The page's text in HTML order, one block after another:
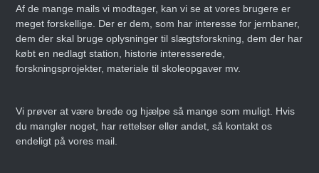
Erling Nederland –
Infografiens Mester
Af de mange mails vi modtager, kan vi se at vores brugere er
meget forskellige. Der er dem, som har interesse for jernbaner,
dem der skal bruge oplysninger til slægtsforskning, dem der har
købt en nedlagt station, historie interesserede,
forskningsprojekter, materiale til skoleopgaver mv.
Vi prøver at være brede og hjælpe så mange som muligt. Hvis
du mangler noget, har rettelser eller andet, så kontakt os
endeligt på vores mail.